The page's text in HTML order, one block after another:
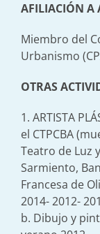
AFILIACIÓN A
Miembro del
Urbanismo
OTRAS
1. ARTISTA
el CTPCBA
Teatro de Luz
Sarmiento,
Francesa de
2014- 2012-
b. Dibujo y